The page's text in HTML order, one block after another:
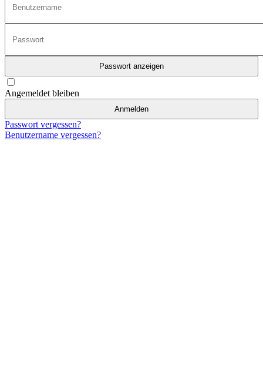
Passwort anzeigen
Angemeldet bleiben
Anmelden
Passwort vergessen?
Benutzername vergessen?